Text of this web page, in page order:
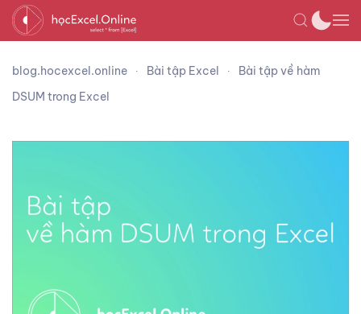
blog.hocexcel.online Bài tập Excel
Bài tập về hàm
DSUM trong Excel